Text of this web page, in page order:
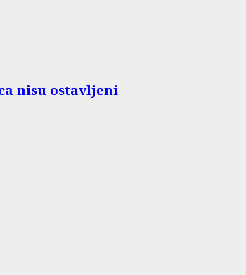
nisu ostavljeni